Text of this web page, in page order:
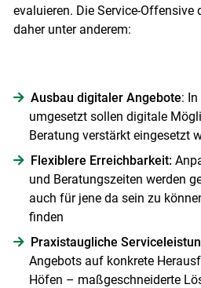
Skip to main
evaluieren. Die Service-Offensive
daher unter anderem:
Ausbau digitaler Angebote:
umgesetzt sollen digitale
Beratung verstärkt eingesetzt
Flexiblere Erreichbarkeit:
und Beratungszeiten werden
auch für jene da sein zu
finden
Praxistaugliche
Angebots auf konkrete
Höfen – maßgeschneiderte